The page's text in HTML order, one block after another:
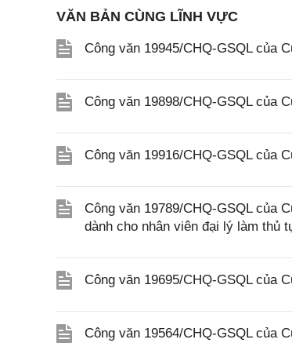
VĂN BẢN CÙNG LĨNH VỰC
Công văn 19945/CHQ-GSQL của
Công văn 19898/CHQ-GSQL của
Công văn 19916/CHQ-GSQL của
Công văn 19789/CHQ-GSQL của
dành cho nhân viên đại lý làm thủ
Công văn 19695/CHQ-GSQL của
Công văn 19564/CHQ-GSQL của